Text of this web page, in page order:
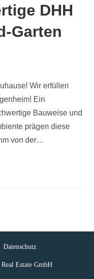
DHH
Garten
Wir erfüllen
Ein
Bauweise und
prägen diese
von der…
Datenschutz
Estate GmbH